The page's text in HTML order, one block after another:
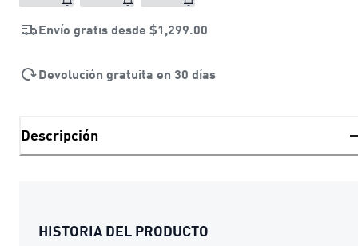
Envío gratis desde $1,299.00
Devolución gratuita en 30 días
Descripción
HISTORIA DEL PRODUCTO